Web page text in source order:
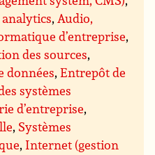
analytics, Audio,
d’entreprise,
des sources,
données,Entrepôt de
systèmes
d’entreprise,
, Systèmes
, Internet (gestion